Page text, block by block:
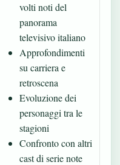
volti noti del
panorama
televisivo italiano
Approfondimenti
su carriera e
retroscena
Evoluzione dei
personaggi tra le
stagioni
Confronto con altri
cast di serie note